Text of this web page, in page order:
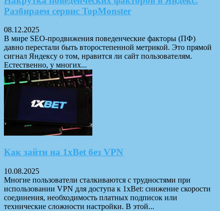
Разбираем сервис TopMonster
08.12.2025
В мире SEO-продвижения поведенческие факторы (ПФ)
давно перестали быть второстепенной метрикой. Это прямой
сигнал Яндексу о том, нравится ли сайт пользователям.
Естественно, у многих...
Как зайти на 1xBet без VPN
10.08.2025
Многие пользователи сталкиваются с трудностями при
использовании VPN для доступа к 1xBet: снижение скорости
соединения, необходимость платных подписок или
технические сложности настройки. В этой...